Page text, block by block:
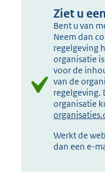
Ziet u
Bent u van
Neem dan
regelgeving
organisatie
voor de
van de
regelgeving.
organisatie
Werkt de
dan een e-